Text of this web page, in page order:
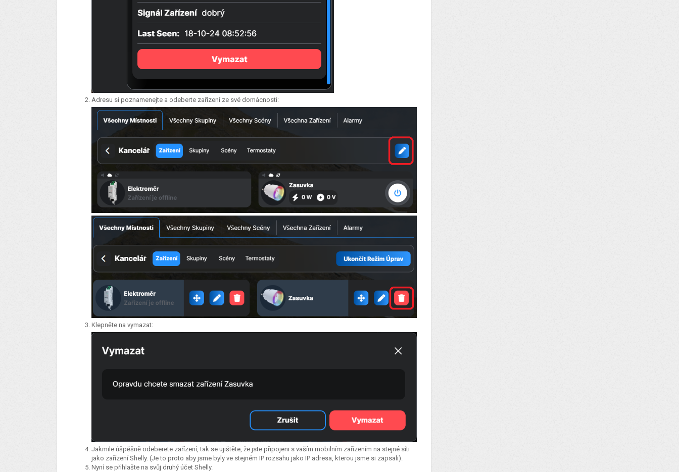
Adresu si poznamenejte a odeberte zařízení ze své domácnosti:
Klepněte na vymazat:
Jakmile úšpěšně odeberete zařízení, tak se ujištěte, že jste připojeni s vaším mobilním zařízením na stejné síti
jako zařízení Shelly. (Je to proto aby jsme byly ve stejném IP rozsahu jako IP adresa, kterou jsme si zapsali).
Nyní se přihlašte na svůj druhý účet Shelly.